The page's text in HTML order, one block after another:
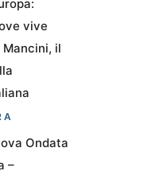
vive
il
Ondata
–